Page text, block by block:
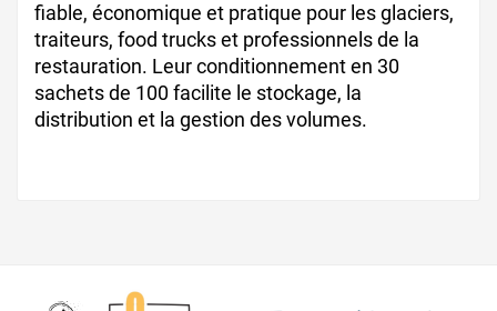
fiable, économique et pratique pour les glaciers,
traiteurs, food trucks et professionnels de la
restauration. Leur conditionnement en 30
sachets de 100 facilite le stockage, la
distribution et la gestion des volumes.